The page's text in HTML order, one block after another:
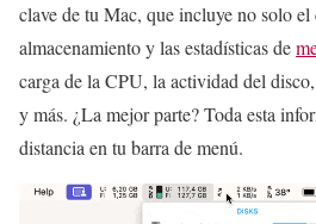
clave de tu Mac, que incluye no solo el
almacenamiento y las estadísticas de
carga de la CPU, la actividad del
y más. ¿La mejor parte? Toda esta
distancia en tu barra de menú.